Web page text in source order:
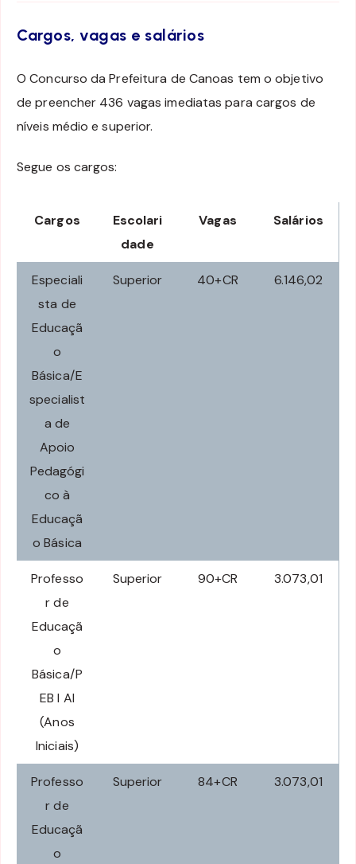
Cargos, vagas e salários
O Concurso da Prefeitura de Canoas tem o objetivo
de preencher 436 vagas imediatas para cargos de
níveis médio e superior.
Segue os cargos:
Cargos
Escolari
dade
Vagas Salários
Especiali
sta de
Educaçã
o
Básica/E
specialist
a de
Apoio
Pedagógi
co à
Educaçã
o Básica
Superior 40+CR 6.146,02
Professo
r de
Educaçã
o
Básica/P
EB I AI
(Anos
Iniciais)
Superior 90+CR 3.073,01
Professo
r de
Educaçã
o
Superior 84+CR 3.073,01